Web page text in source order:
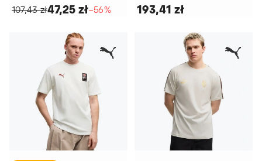
107,43 zł47,25 zł−56% 193,41 zł